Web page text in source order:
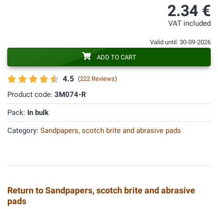
4.5 (222 Reviews)
Product code: 3M074-R
Pack: In bulk
Category: Sandpapers, scotch brite and abrasive pads
2.34 €
VAT included
Valid until: 30-09-2026
ADD TO CART
Return to Sandpapers, scotch brite and abrasive
pads